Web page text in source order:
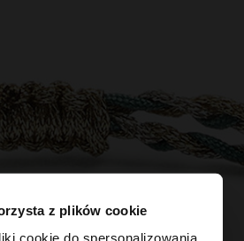
z plików cookie
cookie do spersonalizowania